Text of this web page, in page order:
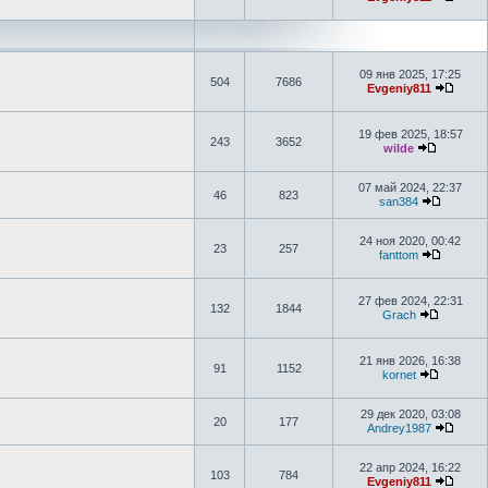
504 7686
09 янв 2025, 17:25
Evgeniy811
243 3652
19 фев 2025, 18:57
wilde
46 823
07 май 2024, 22:37
san384
23 257
24 ноя 2020, 00:42
fanttom
132 1844
27 фев 2024, 22:31
Grach
91 1152
21 янв 2026, 16:38
kornet
20 177
29 дек 2020, 03:08
Andrey1987
103 784
22 апр 2024, 16:22
Evgeniy811